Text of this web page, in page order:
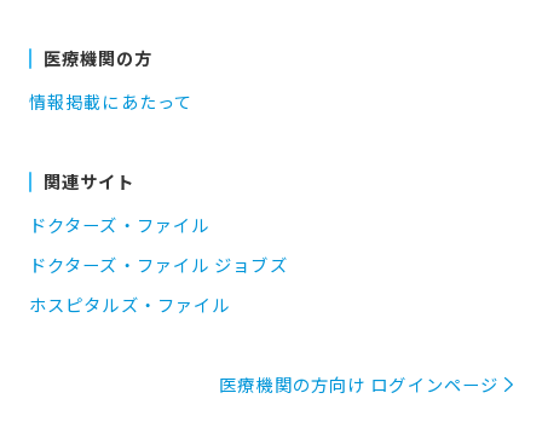
医療機関の方
情報掲載にあたって
関連サイト
ドクターズ・ファイル
ドクターズ・ファイル ジョブズ
ホスピタルズ・ファイル
医療機関の方向け ログインページ